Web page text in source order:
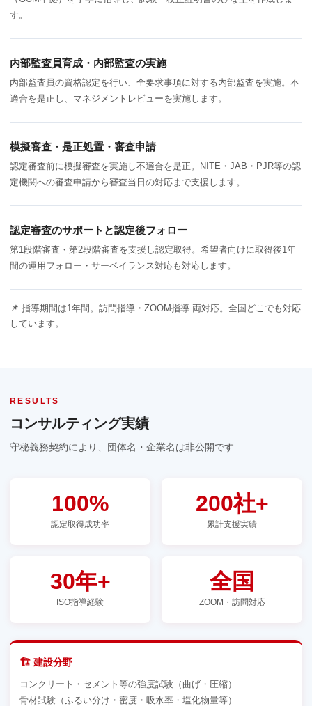
す。
内部監査員育成・内部監査の実施
内部監査員の資格認定を行い、全要求事項に対する内部監査を実施。不
適合を是正し、マネジメントレビューを実施します。
模擬審査・是正処置・審査申請
認定審査前に模擬審査を実施し不適合を是正。NITE・JAB・PJR等の認
定機関への審査申請から審査当日の対応まで支援します。
認定審査のサポートと認定後フォロー
第1段階審査・第2段階審査を支援し認定取得。希望者向けに取得後1年
間の運用フォロー・サーベイランス対応も対応します。
📌 指導期間は1年間。訪問指導・ZOOM指導 両対応。全国どこでも対応
しています。
RESULTS
コンサルティング実績
守秘義務契約により、団体名・企業名は非公開です
100%
認定取得成功率
200社+
累計支援実績
30年+
ISO指導経験
全国
ZOOM・訪問対応
🏗️ 建設分野
コンクリート・セメント等の強度試験（曲げ・圧縮）
骨材試験（ふるい分け・密度・吸水率・塩化物量等）